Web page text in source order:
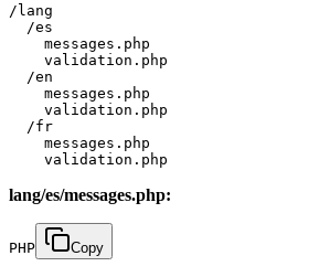
/lang
  /es
    messages.php
    validation.php
  /en
    messages.php
    validation.php
  /fr
    messages.php
lang/es/messages.php:
PHP Copy